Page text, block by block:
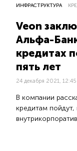
ИНФРАСТРУКТУРА
Veon
Альфа-
кредитах
пять лет
24 декабря 2021, 12:45
В компании
кредитам